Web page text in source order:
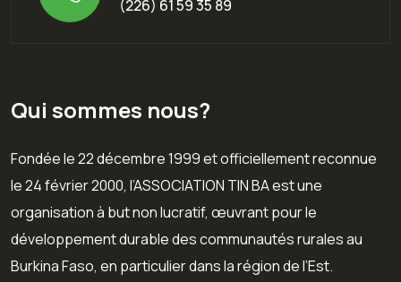
(226) 61 59 35 89
Qui sommes nous?
Fondée le 22 décembre 1999 et officiellement reconnue
le 24 février 2000, l’ASSOCIATION TIN BA est une
organisation à but non lucratif, œuvrant pour le
développement durable des communautés rurales au
Burkina Faso, en particulier dans la région de l’Est.